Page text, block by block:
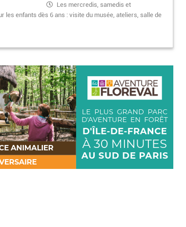
Les mercredis, samedis et
dimanche après-midi
les enfants dès 6 ans : visite du musée, ateliers, salle de